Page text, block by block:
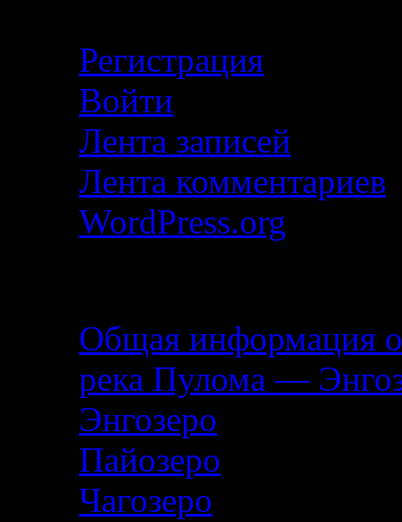
Регистрация
Войти
Лента записей
Лента комментариев
WordPress.org
Общая информация
река Пулома —
Энгозеро
Пайозеро
Чагозеро